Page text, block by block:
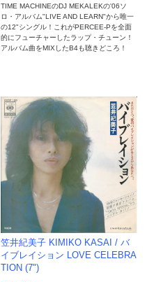
TIME MACHINEのDJ MEKALEKの'06ソ
ロ・アルバム"LIVE AND LEARN"から唯一
の12"シングル！これがPERCEE-Pを全面
的にフューチャーしたラップ・チューン！
アルバム曲をMIXしたB4も聴きどころ！
笠井紀美子 KIMIKO KASAI / バ
イブレイション LOVE CELEBRA
TION (7")